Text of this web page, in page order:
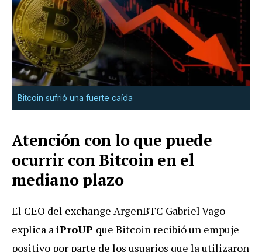
Bitcoin sufrió una fuerte caída
Atención con lo que puede
ocurrir con Bitcoin en el
mediano plazo
El CEO del exchange ArgenBTC Gabriel Vago
explica a iProUP que Bitcoin recibió un empuje
positivo por parte de los usuarios que la utilizaron